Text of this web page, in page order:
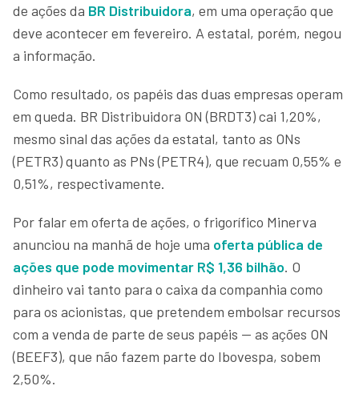
de ações da BR Distribuidora, em uma operação que
deve acontecer em fevereiro. A estatal, porém, negou
a informação.
Como resultado, os papéis das duas empresas operam
em queda. BR Distribuidora ON (BRDT3) cai 1,20%,
mesmo sinal das ações da estatal, tanto as ONs
(PETR3) quanto as PNs (PETR4), que recuam 0,55% e
0,51%, respectivamente.
Por falar em oferta de ações, o frigorífico Minerva
anunciou na manhã de hoje uma oferta pública de
ações que pode movimentar R$ 1,36 bilhão. O
dinheiro vai tanto para o caixa da companhia como
para os acionistas, que pretendem embolsar recursos
com a venda de parte de seus papéis — as ações ON
(BEEF3), que não fazem parte do Ibovespa, sobem
2,50%.